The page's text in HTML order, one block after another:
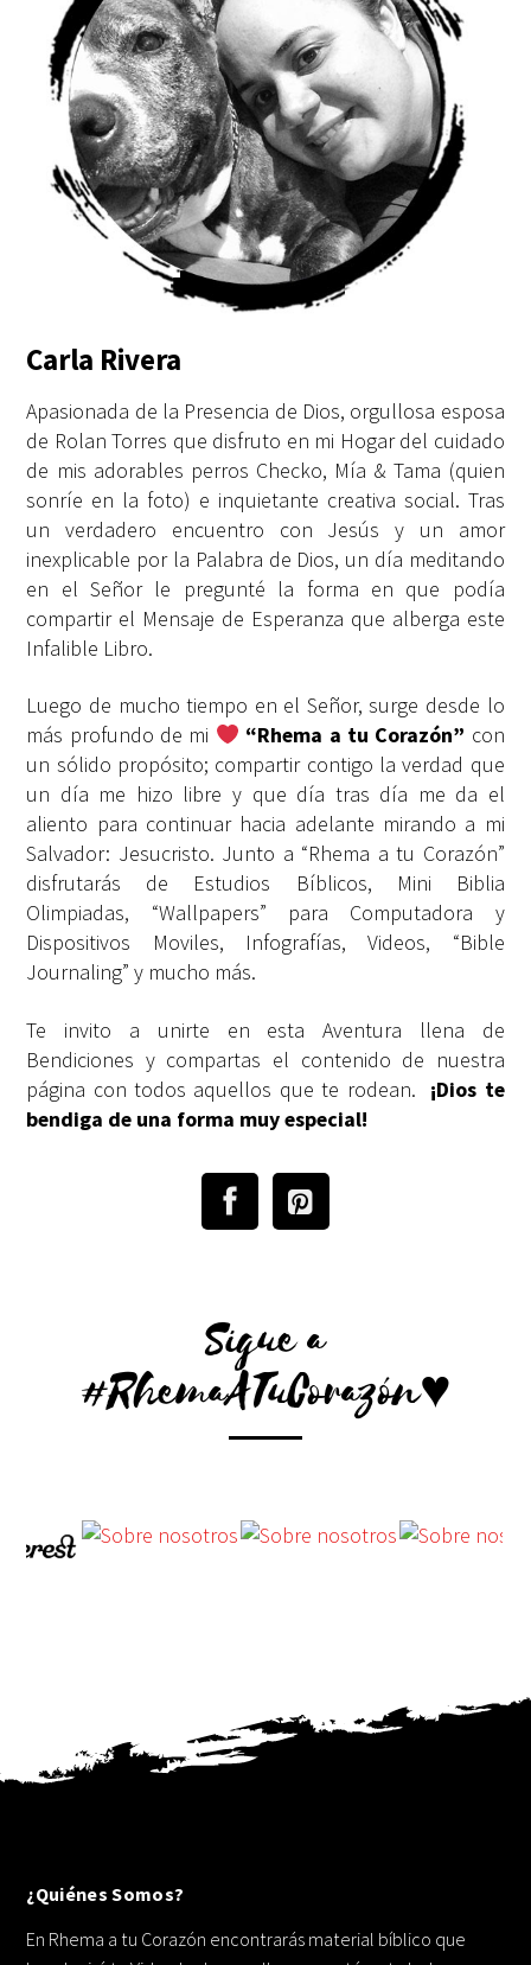
Carla Rivera
Apasionada de la Presencia de Dios, orgullosa esposa
de Rolan Torres que disfruto en mi Hogar del cuidado
de mis adorables perros Checko, Mía & Tama (quien
sonríe en la foto) e inquietante creativa social. Tras
un verdadero encuentro con Jesús y un amor
inexplicable por la Palabra de Dios, un día meditando
en el Señor le pregunté la forma en que podía
compartir el Mensaje de Esperanza que alberga este
Infalible Libro.
Luego de mucho tiempo en el Señor, surge desde lo
más profundo de mi
“Rhema a tu Corazón” con
un sólido propósito; compartir contigo la verdad que
un día me hizo libre y que día tras día me da el
aliento para continuar hacia adelante mirando a mi
Salvador: Jesucristo. Junto a “Rhema a tu Corazón”
disfrutarás de Estudios Bíblicos, Mini Biblia
Olimpiadas, “Wallpapers” para Computadora y
Dispositivos Moviles, Infografías, Videos, “Bible
Journaling” y mucho más.
Te invito a unirte en esta Aventura llena de
Bendiciones y compartas el contenido de nuestra
página con todos aquellos que te rodean. ¡Dios te
bendiga de una forma muy especial!
Sigue a
#RhemaATuCorazón♥
¿Quiénes Somos?
En Rhema a tu Corazón encontrarás material bíblico que